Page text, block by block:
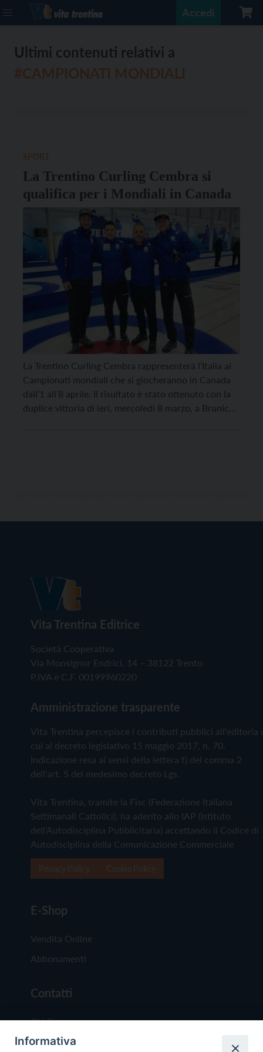
Accedi
Ultimi contenuti relativi a
La Trentino Curling Cembra si
qualifica per i Mondiali in Canada
La Trentino Curling Cembra rappresenterà l’Italia ai
Campionati mondiali che si giocheranno in Canada
dall’1 all’8 aprile. Il risultato è stato ottenuto con la
duplice vittoria di ieri, mercoledì 8 marzo, a Brunico,
Vita Trentina Editrice
Società Cooperativa
Via Monsignor Endrici, 14 – 38122 Trento
P.IVA e C.F. 00199960220
Amministrazione trasparente
Vita Trentina percepisce i contributi pubblici all'editoria
cui al decreto legislativo 15 maggio 2017, n. 70.
Indicazione resa ai sensi della lettera f) del comma 2
dell'art. 5 del medesimo decreto Lgs.
Vita Trentina, tramite la Fisc (Federazione Italiana
Settimanali Cattolici), ha aderito allo IAP (Istituto
dell'Autodisciplina Pubblicitaria) accettando il Codice di
Autodisciplina della Comunicazione Commerciale
E-Shop
Vendita Online
Abbonamenti
Contatti
Chi Siamo
Redazione
Informativa